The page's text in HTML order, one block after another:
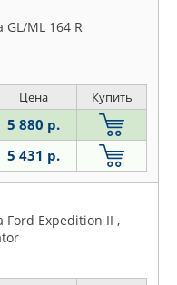
ML 164 R
Цена Купить
5 880 р.
5 431 р.
Ford Expedition II ,